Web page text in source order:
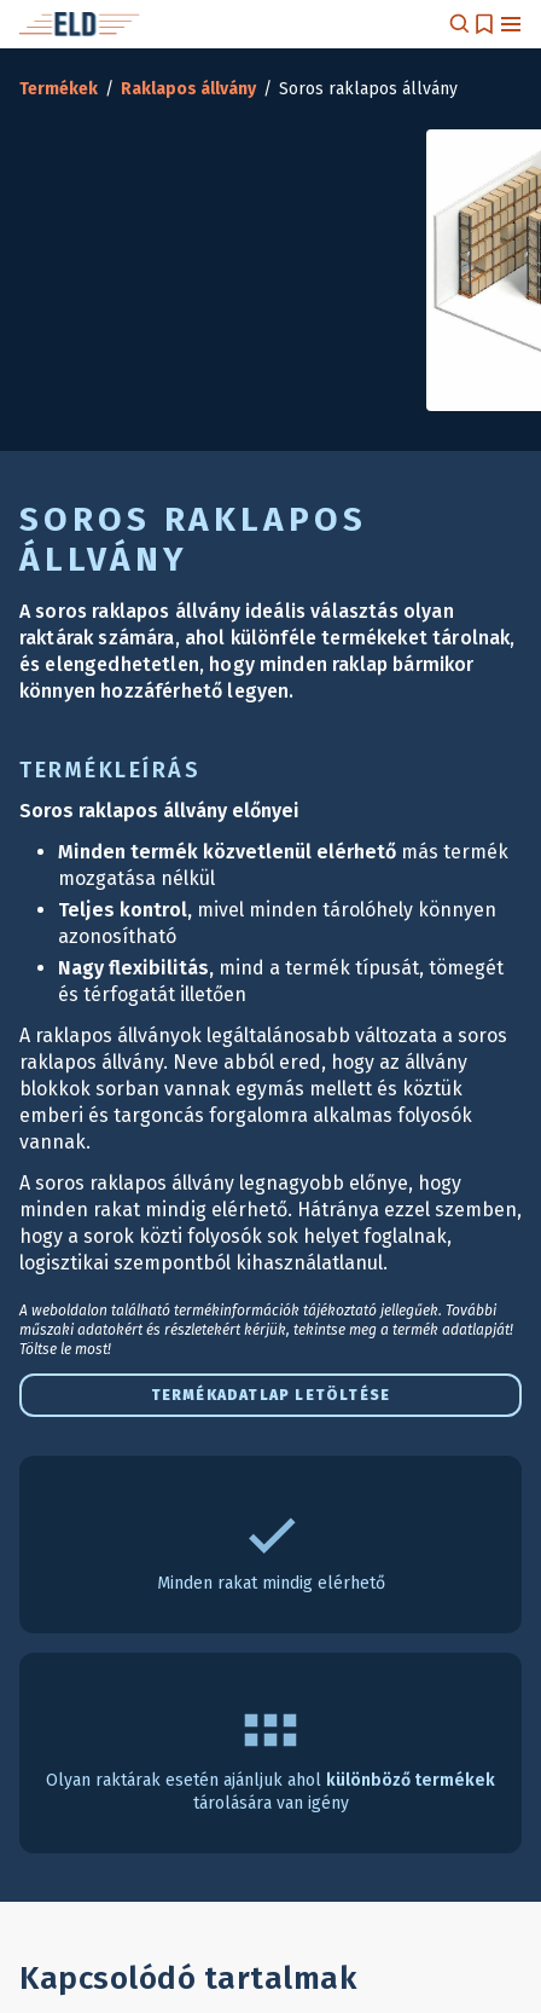
Termékek / Raklapos állvány / Soros raklapos állvány
SOROS RAKLAPOS
ÁLLVÁNY
A soros raklapos állvány ideális választás olyan
raktárak számára, ahol különféle termékeket tárolnak,
és elengedhetetlen, hogy minden raklap bármikor
könnyen hozzáférhető legyen.
TERMÉKLEÍRÁS
Soros raklapos állvány előnyei
Minden termék közvetlenül elérhető más termék
mozgatása nélkül
Teljes kontrol, mivel minden tárolóhely könnyen
azonosítható
Nagy flexibilitás, mind a termék típusát, tömegét
és térfogatát illetően
A raklapos állványok legáltalánosabb változata a soros
raklapos állvány. Neve abból ered, hogy az állvány
blokkok sorban vannak egymás mellett és köztük
emberi és targoncás forgalomra alkalmas folyosók
vannak.
A soros raklapos állvány legnagyobb előnye, hogy
minden rakat mindig elérhető. Hátránya ezzel szemben,
hogy a sorok közti folyosók sok helyet foglalnak,
logisztikai szempontból kihasználatlanul.
A weboldalon található termékinformációk tájékoztató jellegűek. További
műszaki adatokért és részletekért kérjük, tekintse meg a termék adatlapját!
Töltse le most!
TERMÉKADATLAP LETÖLTÉSE
Minden rakat mindig elérhető
Olyan raktárak esetén ajánljuk ahol különböző termékek
tárolására van igény
Kapcsolódó tartalmak